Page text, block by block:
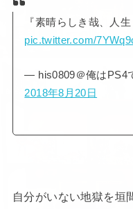
『素晴らしき哉、人
pic.twitter.com/
— his0809＠俺はPS4
2018年8月20日
自分がいない地獄を垣